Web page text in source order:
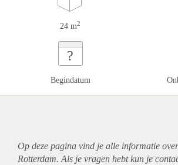
24 m2
?
Begindatum
Op deze pagina vind je alle informatie
Rotterdam. Als je vragen hebt kun je